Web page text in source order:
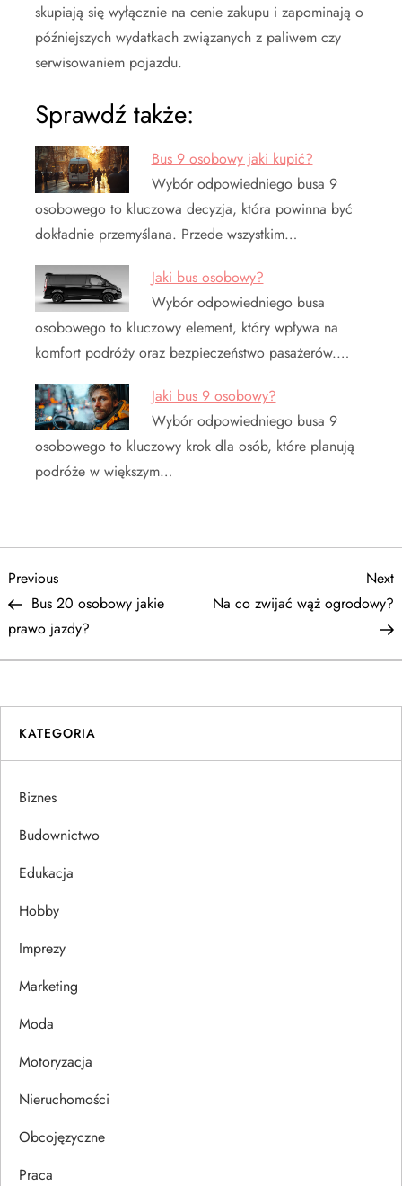
skupiają się wyłącznie na cenie zakupu i zapominają o
późniejszych wydatkach związanych z paliwem czy
serwisowaniem pojazdu.
Sprawdź także:
Bus 9 osobowy jaki kupić?
Wybór odpowiedniego busa 9
osobowego to kluczowa decyzja, która powinna być
dokładnie przemyślana. Przede wszystkim…
Jaki bus osobowy?
Wybór odpowiedniego busa
osobowego to kluczowy element, który wpływa na
komfort podróży oraz bezpieczeństwo pasażerów.…
Jaki bus 9 osobowy?
Wybór odpowiedniego busa 9
osobowego to kluczowy krok dla osób, które planują
podróże w większym…
N
a
w
i
g
a
c
a
w
p
u
Previous
Post
Previous
Bus 20 osobowy jakie
prawo jazdy?
Next
Na co zwijać wąż ogrodowy?
KATEGORIA
Biznes
Budownictwo
Edukacja
Hobby
Imprezy
Marketing
Moda
Motoryzacja
Nieruchomości
Obcojęzyczne
Praca